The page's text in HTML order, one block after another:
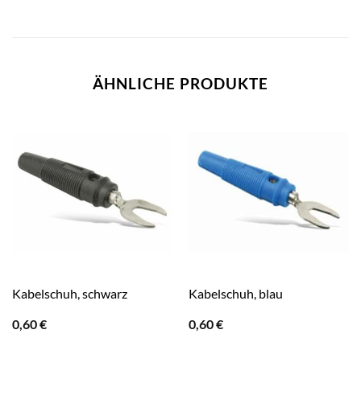
ÄHNLICHE PRODUKTE
Kabelschuh, schwarz
0,60€
Kabelschuh, blau
0,60€